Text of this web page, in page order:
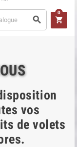
search shopping_cart
0
vos
de volets